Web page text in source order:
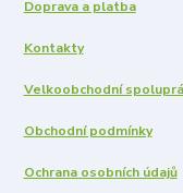
Doprava a platba
Kontakty
Velkoobchodní
Obchodní podmínky
Ochrana osobních údajů